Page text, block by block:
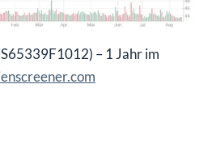
– 1 Jahr im